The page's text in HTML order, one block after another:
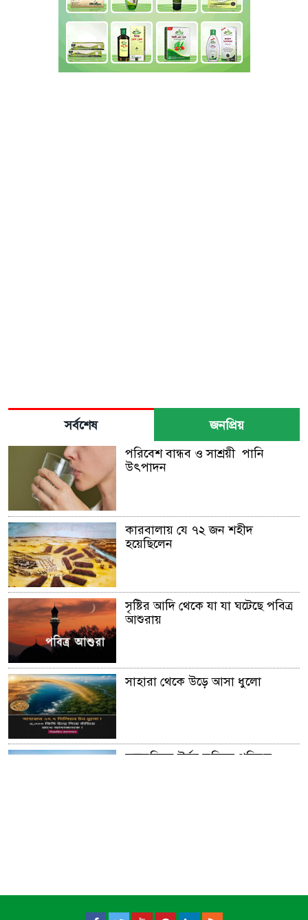
সর্বশেষ
জনপ্রিয়
পরিবেশ বান্ধব ও সাশ্রয়ী পানি
উৎপাদন
কারবালায় যে ৭২ জন শহীদ
হয়েছিলেন
সৃষ্টির আদি থেকে যা যা ঘটেছে পবিত্র
আশুরায়
সাহারা থেকে উড়ে আসা ধুলো
মরুভূমিকে উর্বর ভূমিতে পরিনত